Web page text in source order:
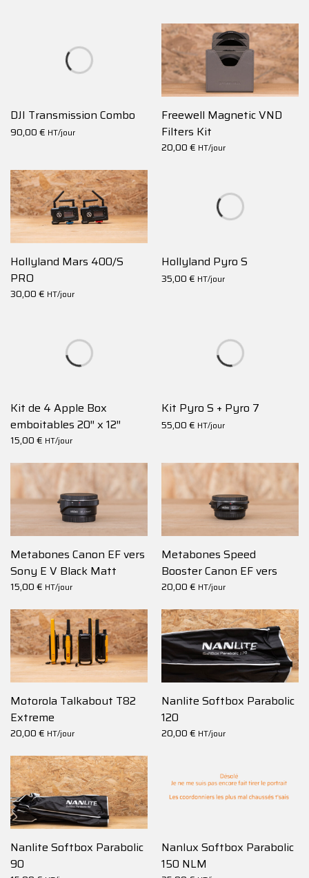
DJI Transmission Combo
90,00€ HT/jour
Freewell Magnetic VND
Filters Kit
20,00€ HT/jour
Hollyland Mars 400/S
PRO
30,00€ HT/jour
Hollyland Pyro S
35,00€ HT/jour
Kit de 4 Apple Box
emboitables 20″ x 12″
(50.8 x 30.5 cm) – Kupo
15,00€ HT/jour
Kit Pyro S + Pyro 7
55,00€ HT/jour
Metabones Canon EF vers
Sony E V Black Matt
15,00€ HT/jour
Metabones Speed
Booster Canon EF vers
Micro 4/3
20,00€ HT/jour
Motorola Talkabout T82
Extreme
20,00€ HT/jour
Nanlite Softbox Parabolic
120
20,00€ HT/jour
Nanlite Softbox Parabolic
90
Nanlux Softbox Parabolic
150 NLM